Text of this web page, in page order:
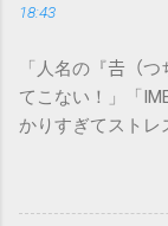
18:43
「人名の『𠮷（
てこない！」「
かりすぎてストレ
てしまいますよ
を使いますが、実